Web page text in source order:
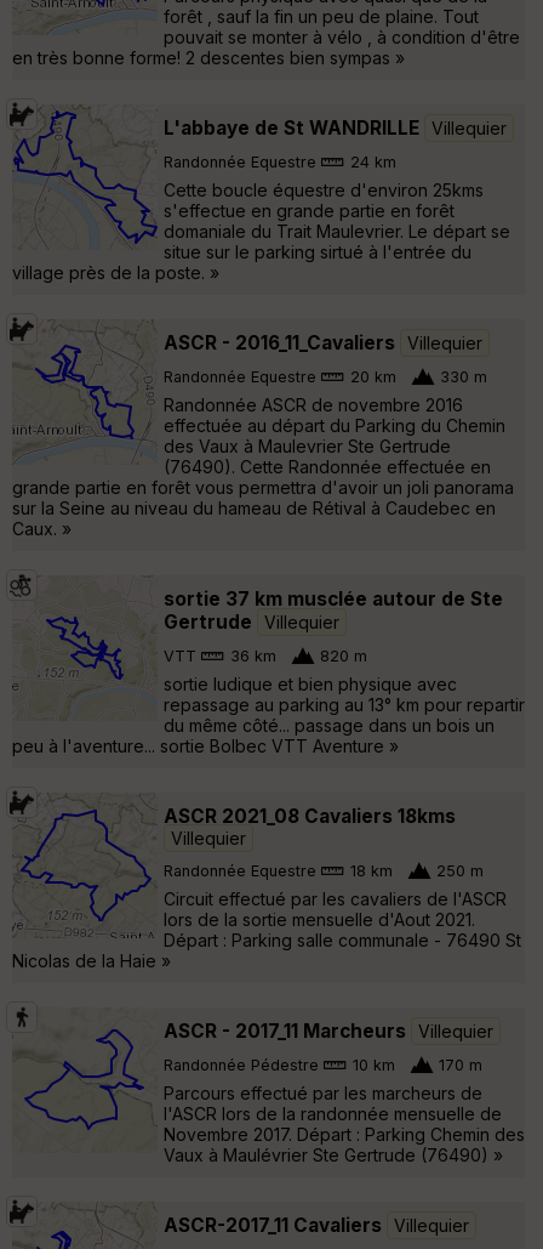
forêt , sauf la fin un peu de plaine. Tout
pouvait se monter à vélo , à condition d'être
en très bonne forme! 2 descentes bien sympas »
L'abbaye de St WANDRILLE Villequier
Randonnée Equestre 24 km
Cette boucle équestre d'environ 25kms
s'effectue en grande partie en forêt
domaniale du Trait Maulevrier. Le départ se
situe sur le parking sirtué à l'entrée du
village près de la poste. »
ASCR - 2016_11_Cavaliers Villequier
Randonnée Equestre 20 km 330 m
Randonnée ASCR de novembre 2016
effectuée au départ du Parking du Chemin
des Vaux à Maulevrier Ste Gertrude
(76490). Cette Randonnée effectuée en
grande partie en forêt vous permettra d'avoir un joli panorama
sur la Seine au niveau du hameau de Rétival à Caudebec en
Caux. »
sortie 37 km musclée autour de Ste
Gertrude
Villequier
VTT 36 km 820 m
sortie ludique et bien physique avec
repassage au parking au 13° km pour repartir
du même côté... passage dans un bois un
peu à l'aventure... sortie Bolbec VTT Aventure »
ASCR 2021_08 Cavaliers 18kms
Villequier
Randonnée Equestre 18 km 250 m
Circuit effectué par les cavaliers de l'ASCR
lors de la sortie mensuelle d'Aout 2021.
Départ : Parking salle communale - 76490 St
Nicolas de la Haie »
ASCR - 2017_11 Marcheurs Villequier
Randonnée Pédestre 10 km 170 m
Parcours effectué par les marcheurs de
l'ASCR lors de la randonnée mensuelle de
Novembre 2017. Départ : Parking Chemin des
Vaux à Maulévrier Ste Gertrude (76490) »
ASCR-2017_11 Cavaliers Villequier